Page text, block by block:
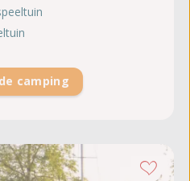
camping